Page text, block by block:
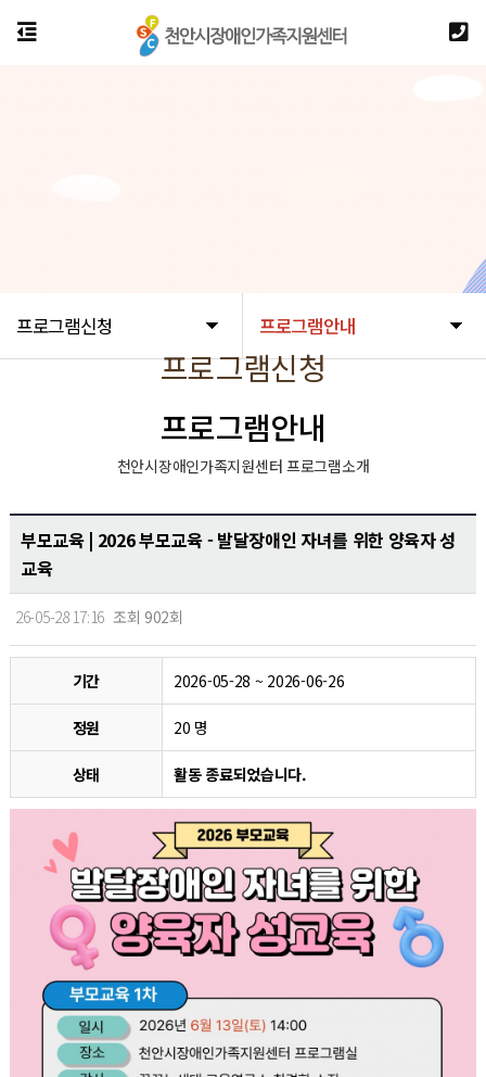
프로그램신청 프로그램안내
프로그램신청
프로그램안내
천안시장애인가족지원센터 프로그램소개
부모교육 | 2026 부모교육 - 발달장애인 자녀를 위한 양육자 성
교육
26-05-28 17:16 조회 902회
기간 2026-05-28 ~ 2026-06-26
정원 20 명
상태 활동 종료되었습니다.